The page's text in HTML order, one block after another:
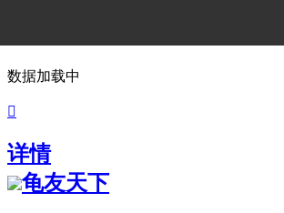
数据加载中

详情
龟友天下